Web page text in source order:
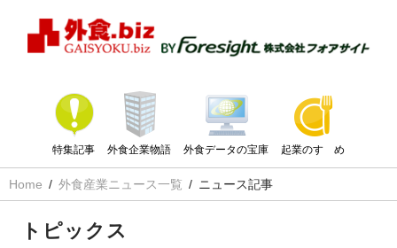
特集記事 外食企業物語 外食データの宝庫 起業のすゝめ
Home 外食産業ニュース一覧 ニュース記事
トピックス